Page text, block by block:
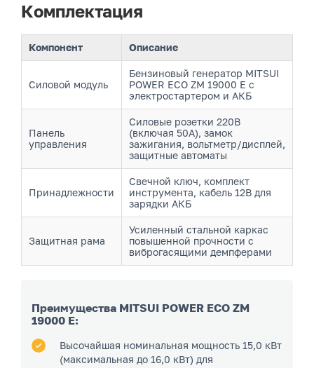
Комплектация
Компонент Описание
Силовой модуль
Бензиновый генератор MITSUI
POWER ECO ZM 19000 E с
электростартером и АКБ
Панель
управления
Силовые розетки 220В
(включая 50А), замок
зажигания, вольтметр/дисплей,
защитные автоматы
Принадлежности
Свечной ключ, комплект
инструмента, кабель 12В для
зарядки АКБ
Защитная рама
Усиленный стальной каркас
повышенной прочности с
виброгасящими демпферами
Преимущества MITSUI POWER ECO ZM
19000 E:
Высочайшая номинальная мощность 15,0 кВт
(максимальная до 16,0 кВт) для